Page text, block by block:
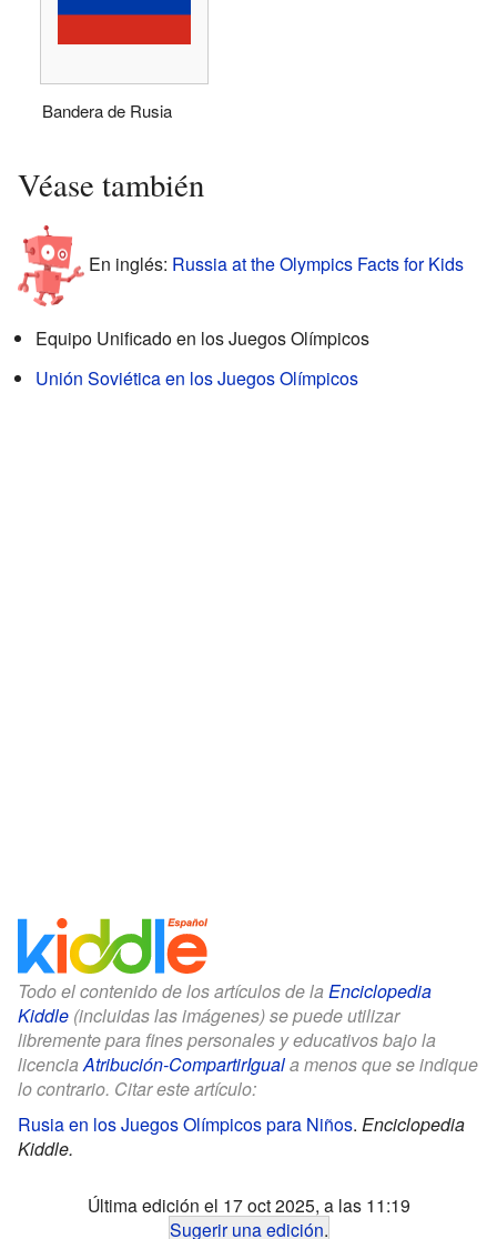
Bandera de Rusia
Véase también
En inglés: Russia at the Olympics Facts for Kids
Equipo Unificado en los Juegos Olímpicos
Unión Soviética en los Juegos Olímpicos
Todo el contenido de los artículos de la Enciclopedia
Kiddle (incluidas las imágenes) se puede utilizar
libremente para fines personales y educativos bajo la
licenciaAtribución-CompartirIguala menos que se indique
lo contrario. Citar este artículo:
Rusia en los Juegos Olímpicos para Niños. Enciclopedia
Kiddle.
Última edición el 17 oct 2025, a las 11:19
Sugerir una edición.